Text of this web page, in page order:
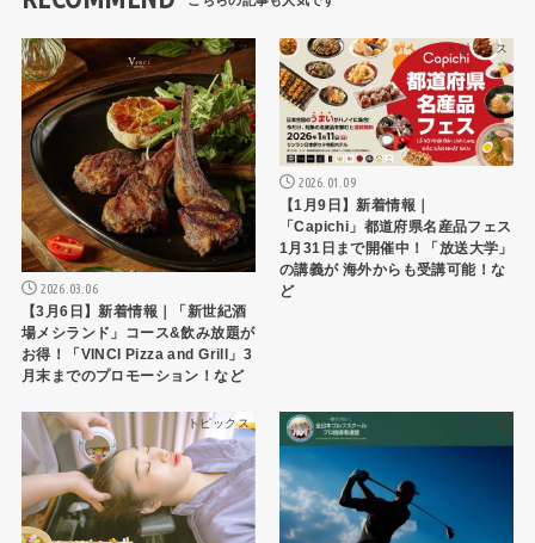
トピックス
2026.03.06
【3月6日】新着情報｜「新世紀酒
場メシランド」コース&飲み放題が
お得！「VINCI Pizza and Grill」3
月末までのプロモーション！など
トピックス
2026.01.09
【1月9日】新着情報｜
「Capichi」都道府県名産品フェス
1月31日まで開催中！「放送大学」
の講義が 海外からも受講可能！な
ど
トピックス トピックス